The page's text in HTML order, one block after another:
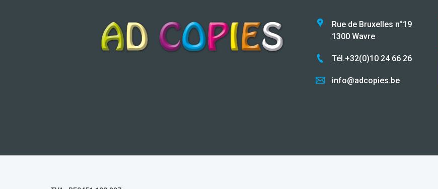
Rue de Bruxelles n°19
1300 Wavre
Tél.+32(0)10 24 66 26
info@adcopies.be